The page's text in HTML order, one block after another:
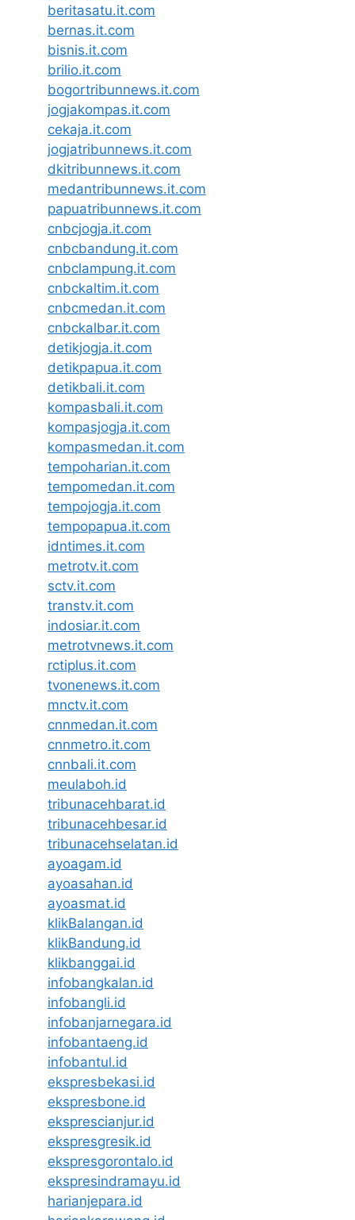
beritasatu.it.com
bernas.it.com
bisnis.it.com
brilio.it.com
bogortribunnews.it.com
jogjakompas.it.com
cekaja.it.com
jogjatribunnews.it.com
dkitribunnews.it.com
medantribunnews.it.com
papuatribunnews.it.com
cnbcjogja.it.com
cnbcbandung.it.com
cnbclampung.it.com
cnbckaltim.it.com
cnbcmedan.it.com
cnbckalbar.it.com
detikjogja.it.com
detikpapua.it.com
detikbali.it.com
kompasbali.it.com
kompasjogja.it.com
kompasmedan.it.com
tempoharian.it.com
tempomedan.it.com
tempojogja.it.com
tempopapua.it.com
idntimes.it.com
metrotv.it.com
sctv.it.com
transtv.it.com
indosiar.it.com
metrotvnews.it.com
rctiplus.it.com
tvonenews.it.com
mnctv.it.com
cnnmedan.it.com
cnnmetro.it.com
cnnbali.it.com
meulaboh.id
tribunacehbarat.id
tribunacehbesar.id
tribunacehselatan.id
ayoagam.id
ayoasahan.id
ayoasmat.id
klikBalangan.id
klikBandung.id
klikbanggai.id
infobangkalan.id
infobangli.id
infobanjarnegara.id
infobantaeng.id
infobantul.id
ekspresbekasi.id
ekspresbone.id
eksprescianjur.id
ekspresgresik.id
ekspresgorontalo.id
ekspresindramayu.id
harianjepara.id